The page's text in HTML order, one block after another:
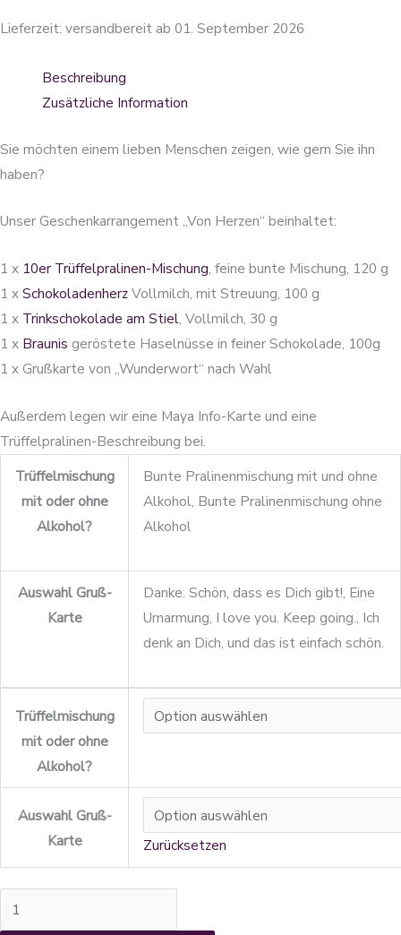
Lieferzeit: versandbereit ab 01. September 2026
Beschreibung
Zusätzliche Information
Sie möchten einem lieben Menschen zeigen, wie gern Sie ihn
haben?
Unser Geschenkarrangement „Von Herzen“ beinhaltet:
1 x 10er Trüffelpralinen-Mischung, feine bunte Mischung, 120 g
1 xSchokoladenherzVollmilch, mit Streuung, 100 g
1 x Trinkschokolade am Stiel, Vollmilch, 30 g
1 x Braunis geröstete Haselnüsse in feiner Schokolade, 100g
1 x Grußkarte von „Wunderwort“ nach Wahl
Außerdem legen wir eine Maya Info-Karte und eine
Trüffelpralinen-Beschreibung bei.
Trüffelmischung
mit oder ohne
Alkohol?
Bunte Pralinenmischung mit und ohne
Alkohol, Bunte Pralinenmischung ohne
Alkohol
Auswahl Gruß-
Karte
Danke. Schön, dass es Dich gibt!, Eine
Umarmung, I love you. Keep going., Ich
denk an Dich, und das ist einfach schön.
Trüffelmischung
mit oder ohne
Alkohol?
Auswahl Gruß-
Karte
Zurücksetzen